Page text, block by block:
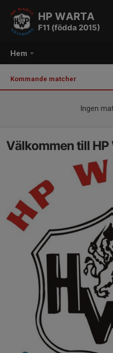
Hem
HP WARTA
F11 (födda 2015)
Kommande matcher
Ingen
Välkommen till HP